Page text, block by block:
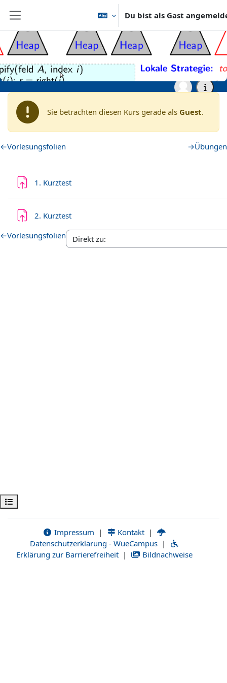
Du bist als Gast
Kursindex öffnen
Startseite Wintersemester 2020/2021 Grundständige Studiengänge (Bachelor, ...)
WS20: Algorithmen und
Datenstrukturen
Sie betrachten diesen Kurs gerade als Guest.
Abschnittsübersicht
←Vorlesungsfolien →Übungen
1. KurztestAufgabe
2. KurztestAufgabe
←Vorlesungsfolien
Impressum | Kontakt |
Datenschutzerklärung - WueCampus |
Erklärung zur Barrierefreiheit | Bildnachweise